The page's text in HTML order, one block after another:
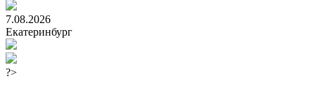
7.08.2026
Екатеринбург
?>